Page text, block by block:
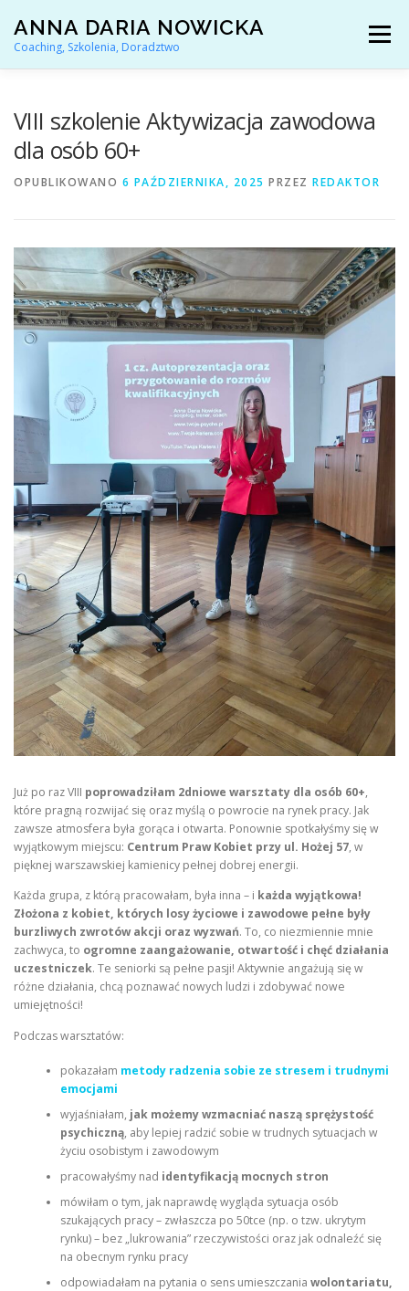
treści
ANNA DARIA NOWICKA
Coaching, Szkolenia, Doradztwo
Menu
KONTAKT
VIII szkolenie Aktywizacja zawodowa
dla osób 60+
OPUBLIKOWANO 6 PAŹDZIERNIKA, 2025 PRZEZ REDAKTOR
Już po raz VIII poprowadziłam 2dniowe warsztaty dla osób 60+,
które pragną rozwijać się oraz myślą o powrocie na rynek pracy. Jak
zawsze atmosfera była gorąca i otwarta. Ponownie spotkałyśmy się w
wyjątkowym miejscu: Centrum Praw Kobiet przy ul. Hożej 57, w
pięknej warszawskiej kamienicy pełnej dobrej energii.
Każda grupa, z którą pracowałam, była inna – i każda wyjątkowa!
Złożona z kobiet, których losy życiowe i zawodowe pełne były
burzliwych zwrotów akcji oraz wyzwań. To, co niezmiennie mnie
zachwyca, to ogromne zaangażowanie, otwartość i chęć działania
uczestniczek. Te seniorki są pełne pasji! Aktywnie angażują się w
różne działania, chcą poznawać nowych ludzi i zdobywać nowe
umiejętności!
Podczas warsztatów:
pokazałam metody radzenia sobie ze stresem i trudnymi
emocjami
wyjaśniałam, jak możemy wzmacniać naszą sprężystość
psychiczną, aby lepiej radzić sobie w trudnych sytuacjach w
życiu osobistym i zawodowym
pracowałyśmy nad identyfikacją mocnych stron
mówiłam o tym, jak naprawdę wygląda sytuacja osób
szukających pracy – zwłaszcza po 50tce (np. o tzw. ukrytym
rynku) – bez „lukrowania” rzeczywistości oraz jak odnaleźć się
na obecnym rynku pracy
odpowiadałam na pytania o sens umieszczania wolontariatu,